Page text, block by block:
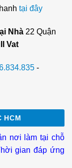
tại đây
Nhà22 Quận
Vat
-
HCM
nơi làm tại chỗ
gian đáp ứng